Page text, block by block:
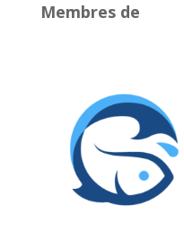
Membres de